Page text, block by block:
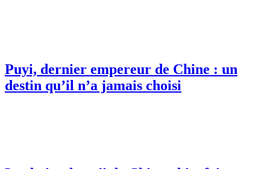
Puyi, dernier empereur de Chine : un
destin qu’il n’a jamais choisi